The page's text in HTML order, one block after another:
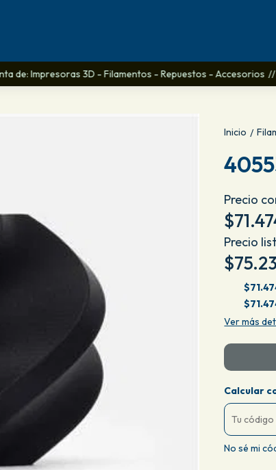
Impresoras 3D - Filamentos - Repuestos - Accesorios // 3D
Inicio /
Precio
Precio
Ver más
Calcular
No sé mi